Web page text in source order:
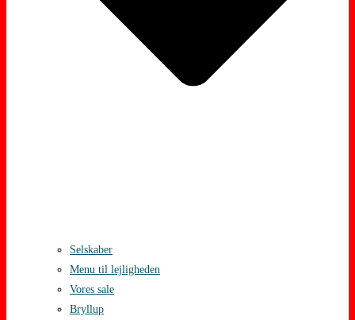
Selskaber
Menu til lejligheden
Vores sale
Bryllup